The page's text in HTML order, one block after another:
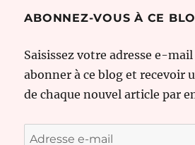
ABONNEZ-VOUS À CE
Saisissez votre adresse e-
abonner à ce blog et recevoir
de chaque nouvel article par
Adresse